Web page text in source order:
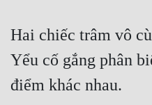
Đẹp
Đẹp Hiệp
Tính Cách Nhân Vật :
Hai chiếc trâm vô
Yểu cố gắng phân
điểm khác nhau.